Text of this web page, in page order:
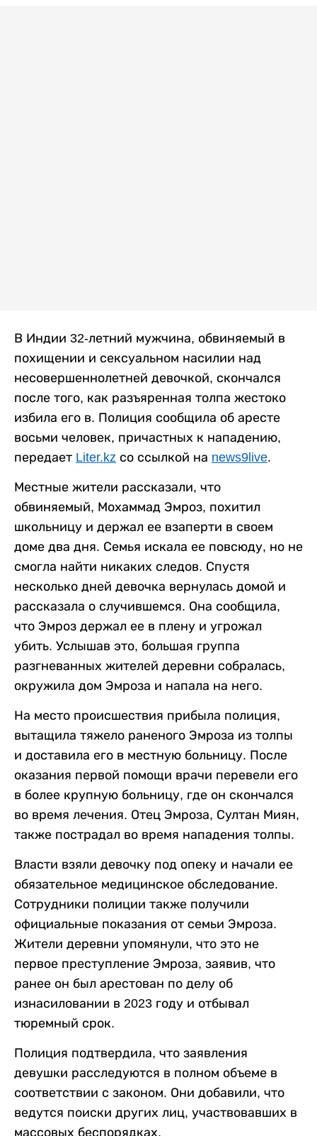
В Индии 32-летний мужчина, обвиняемый в
похищении и сексуальном насилии над
несовершеннолетней девочкой, скончался
после того, как разъяренная толпа жестоко
избила его в. Полиция сообщила об аресте
восьми человек, причастных к нападению,
передает Liter.kz со ссылкой на news9live.
Местные жители рассказали, что
обвиняемый, Мохаммад Эмроз, похитил
школьницу и держал ее взаперти в своем
доме два дня. Семья искала ее повсюду, но не
смогла найти никаких следов. Спустя
несколько дней девочка вернулась домой и
рассказала о случившемся. Она сообщила,
что Эмроз держал ее в плену и угрожал
убить. Услышав это, большая группа
разгневанных жителей деревни собралась,
окружила дом Эмроза и напала на него.
На место происшествия прибыла полиция,
вытащила тяжело раненого Эмроза из толпы
и доставила его в местную больницу. После
оказания первой помощи врачи перевели его
в более крупную больницу, где он скончался
во время лечения. Отец Эмроза, Султан Миян,
также пострадал во время нападения толпы.
Власти взяли девочку под опеку и начали ее
обязательное медицинское обследование.
Сотрудники полиции также получили
официальные показания от семьи Эмроза.
Жители деревни упомянули, что это не
первое преступление Эмроза, заявив, что
ранее он был арестован по делу об
изнасиловании в 2023 году и отбывал
тюремный срок.
Полиция подтвердила, что заявления
девушки расследуются в полном объеме в
соответствии с законом. Они добавили, что
ведутся поиски других лиц, участвовавших в
массовых беспорядках.